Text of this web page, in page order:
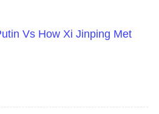
Vs How Xi Jinping Met